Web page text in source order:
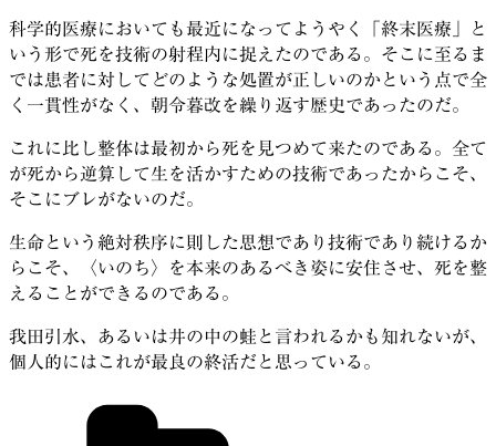
科学的医療においても最近になってようやく「終末医療」と
いう形で死を技術の射程内に捉えたのである。そこに至るま
では患者に対してどのような処置が正しいのかという点で全
く一貫性がなく、朝令暮改を繰り返す歴史であったのだ。
これに比し整体は最初から死を見つめて来たのである。全て
が死から逆算して生を活かすための技術であったからこそ、
そこにブレがないのだ。
生命という絶対秩序に則した思想であり技術であり続けるか
らこそ、〈いのち〉を本来のあるべき姿に安住させ、死を整
えることができるのである。
我田引水、あるいは井の中の蛙と言われるかも知れないが、
個人的にはこれが最良の終活だと思っている。